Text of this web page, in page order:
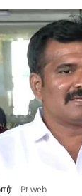
Pt web